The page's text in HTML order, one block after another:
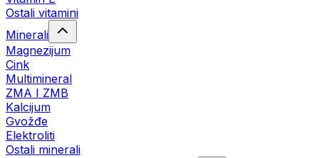
Ostali vitamini
Minerali
Magnezijum
Cink
Multimineral
ZMA I ZMB
Kalcijum
Gvožđe
Elektroliti
Ostali minerali